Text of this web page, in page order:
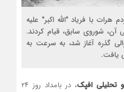
۱۳۵۷، مردم هرات با فریاد "الله اکبر" علیه
آن، شوروی سابق، قیام کردند.
گذره آغاز شد، به سرعت به
یافت.
تحلیلی افپک
، در بامداد روز ۲۴